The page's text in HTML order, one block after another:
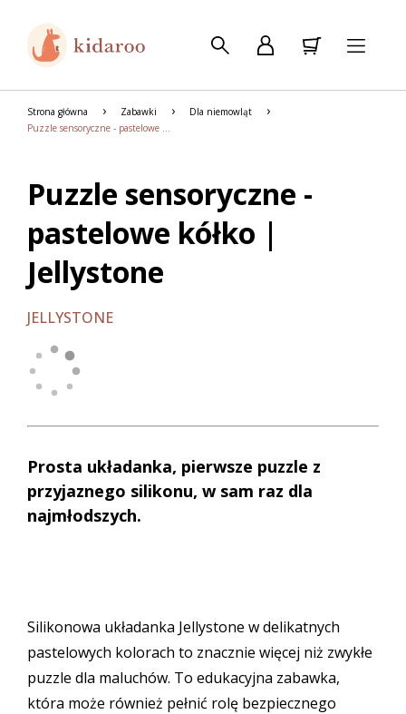
Strona główna Zabawki
Dla niemowląt
Puzzle sensoryczne - pastelowe kółko | Jellystone
Puzzle sensoryczne -
pastelowe kółko |
Jellystone
JELLYSTONE
Prosta układanka, pierwsze puzzle z
przyjaznego silikonu, w sam raz dla
najmłodszych.
Silikonowa układanka Jellystone w delikatnych
pastelowych kolorach to znacznie więcej niż zwykłe
puzzle dla maluchów. To edukacyjna zabawka,
która może również pełnić rolę bezpiecznego